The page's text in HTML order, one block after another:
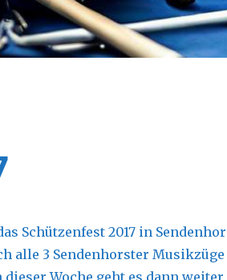
Schützenfest 2017 in
alle 3 Sendenhorster